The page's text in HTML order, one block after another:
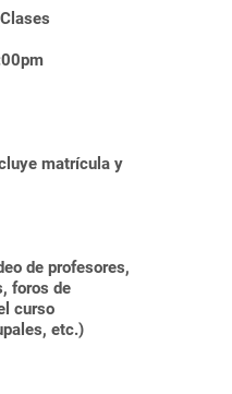
matrícula y
de profesores,
foros de
curso
etc.)